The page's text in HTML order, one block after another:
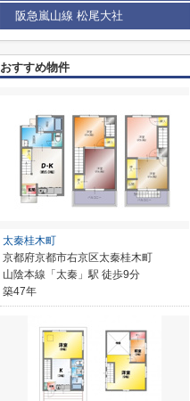
阪急嵐山線 松尾大社
おすすめ物件
太秦桂木町
京都府京都市右京区太秦桂木町
山陰本線「太秦」駅 徒歩9分
築47年